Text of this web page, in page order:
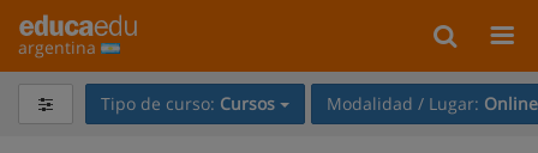
argentina
Tipo de curso: Cursos Modalidad / Lugar: Online